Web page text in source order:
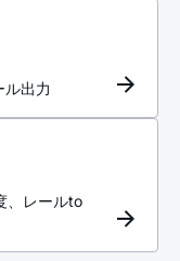
ル出力
、レールto